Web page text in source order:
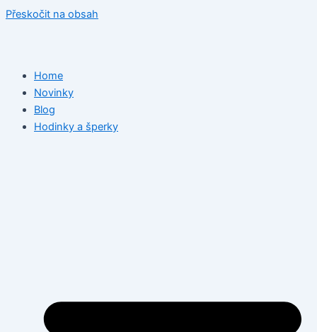
Přeskočit na obsah
Home
Novinky
Blog
Hodinky a šperky